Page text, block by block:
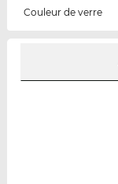
Couleur de verre